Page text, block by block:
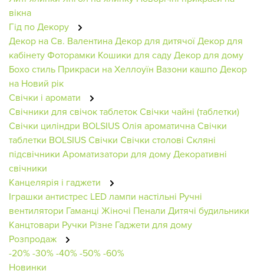
вікна
Гід по Декору
Декор на Св. ВалентинаДекор для дитячоїДекор для
кабінетуФоторамки Кошики для садуДекор для дому
Бохо стиль Прикраси на Хеллоуїн Вазони кашпоДекор
на Новий рік
Свічки і аромати
Свічники для свічок таблетокСвічки чайні (таблетки)
Свічки циліндри BOLSIUSОлія ароматичнаСвічки
таблетки BOLSIUSСвічки Свічки столові Скляні
підсвічники Ароматизатори для домуДекоративні
свічники
Канцелярія і гаджети
Іграшки антистрес LED лампи настільні Ручні
вентилятори Гаманці Жіночі Пенали Дитячі будильники
Канцтовари Ручки Різне Гаджети для дому
Розпродаж
-20%-30%-40%-50%-60%
Новинки